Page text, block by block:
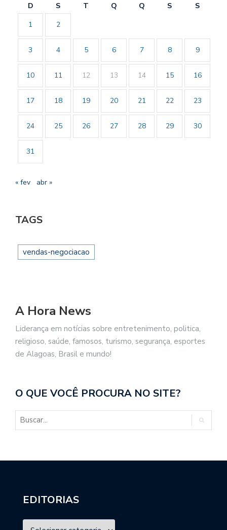
D S T Q Q S
S
1
2
3 4 5 6 7 8 9
10 11 12 13 14 15 16
17 18 19 20 21 22 23
24 25 26 27 28 29 30
31
« fev abr »
TAGS
vendas-negociacao
A Hora News
Liderança em notícias sobre entretenimento, politica,
religioso, saúde, famosos, turismo, segurança, esportes
de Alagoas, Brasil e mundo!
O QUE VOCÊ PROCURA NO SITE?
EDITORIAS